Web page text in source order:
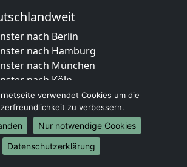
nach Berlin
nach Hamburg
nach München
nach Köln
nach Frankfurt am Main
nach Stuttgart
nach Düsseldorf
nach Leipzig
nach Dortmund
verwendet Cookies um die
zu verbessern.
Nur notwendige Cookies
Datenschutzerklärung